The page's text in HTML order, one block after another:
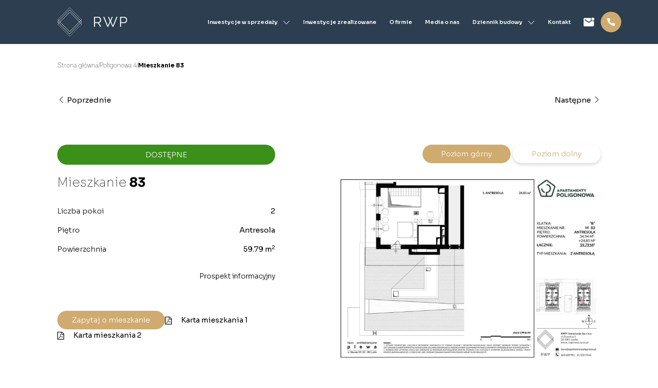
Inwestycje w sprzedaży Inwestycje zrealizowane O firmie Media o nas Dziennik budowy Kontakt
Strona główna/Poligonowa 4/Mieszkanie 83
Poprzednie Następne
DOSTĘPNE
Mieszkanie 83
Liczba pokoi 2
Piętro Antresola
Powierzchnia 59.79 m2
Prospekt informacyjny
Zapytaj o mieszkanie
Karta mieszkania 1
Karta mieszkania 2
Poziom górny Poziom dolny